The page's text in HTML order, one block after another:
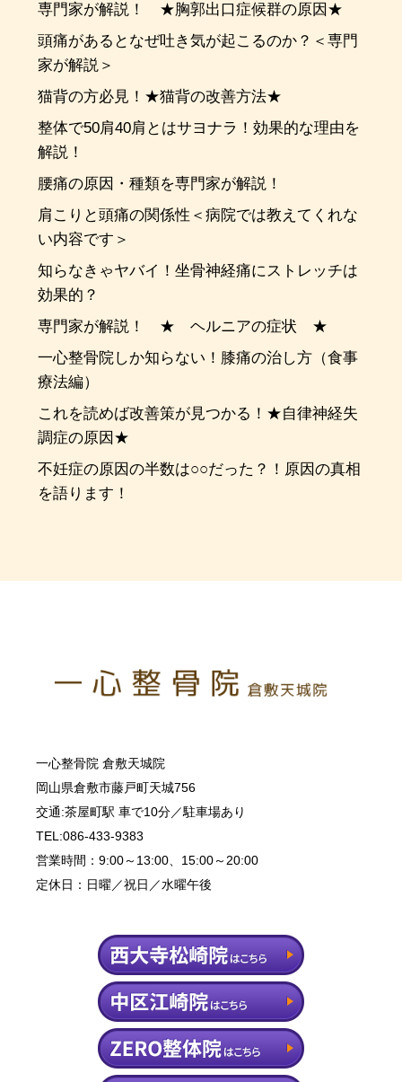
専門家が解説！ ★胸郭出口症候群の原因★
頭痛があるとなぜ吐き気が起こるのか？＜専門
家が解説＞
猫背の方必見！★猫背の改善方法★
整体で50肩40肩とはサヨナラ！効果的な理由を
解説！
腰痛の原因・種類を専門家が解説！
肩こりと頭痛の関係性＜病院では教えてくれな
い内容です＞
知らなきゃヤバイ！坐骨神経痛にストレッチは
効果的？
専門家が解説！ ★ ヘルニアの症状 ★
一心整骨院しか知らない！膝痛の治し方（食事
療法編）
これを読めば改善策が見つかる！★自律神経失
調症の原因★
不妊症の原因の半数は○○だった？！原因の真相
を語ります！
一心整骨院 倉敷天城院
岡山県倉敷市藤戸町天城756
交通:茶屋町駅 車で10分／駐車場あり
TEL:086-433-9383
営業時間：9:00～13:00、15:00～20:00
定休日：日曜／祝日／水曜午後